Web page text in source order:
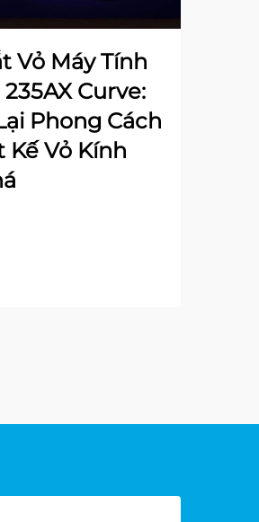
Vỏ Máy Tính
Curve:
Phong Cách
Kế Vỏ Kính